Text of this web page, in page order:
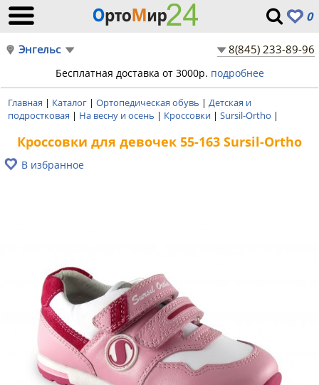
0
Энгельс 8(845) 233-89-96
Бесплатная доставка от 3000р. подробнее
Главная | Каталог | Ортопедическая обувь | Детская и
подростковая | На весну и осень | Кроссовки | Sursil-Ortho |
Кроссовки для девочек 55-163 Sursil-Ortho
В избранное